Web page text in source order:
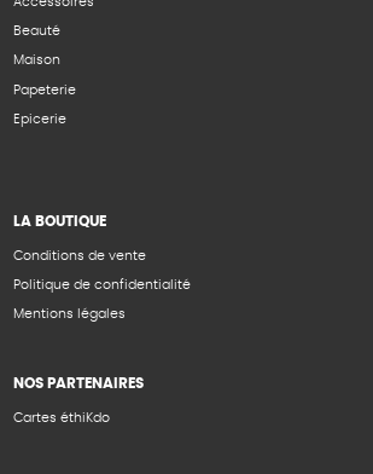
Beauté
Maison
Papeterie
Epicerie
LA BOUTIQUE
Conditions de vente
Politique de confidentialité
Mentions légales
NOS PARTENAIRES
Cartes éthiKdo